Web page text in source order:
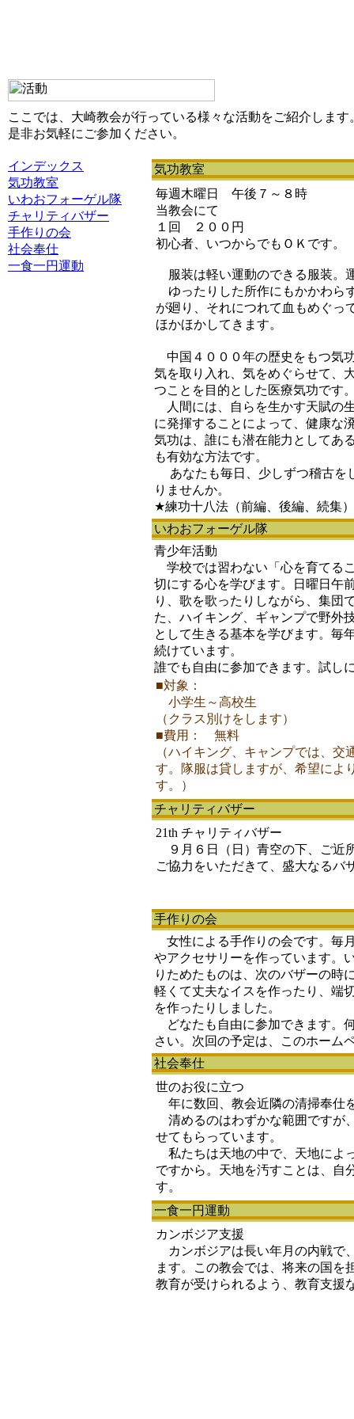
ここでは、大崎教会が行っている様々な活動をご紹介します
是非お気軽にご参加ください。
インデックス
気功教室
いわおフォーゲル隊
チャリティバザー
手作りの会
社会奉仕
一食一円運動
気功教室
毎週木曜日 午後７～８時
当教会にて
１回 ２００円
初心者、いつからでもＯＫです。
服装は軽い運動のできる服装。
ゆったりした所作にもかかわら
が廻り、それにつれて血もめぐっ
ほかほかしてきます。
中国４０００年の歴史をもつ気
気を取り入れ、気をめぐらせて、
つことを目的とした医療気功です
人間には、自らを生かす天賦の
に発揮することによって、健康な
気功は、誰にも潜在能力としてあ
も有効な方法です。
あなたも毎日、少しずつ稽古を
りませんか。
★練功十八法（前編、後編、続集
いわおフォーゲル隊
青少年活動
学校では習わない「心を育てる
切にする心を学びます。日曜日午
り、歌を歌ったりしながら、集団
た、ハイキング、ギャンプで野外
として生きる基本を学びます。毎
続けています。
誰でも自由に参加できます。試し
■対象：
小学生～高校生
（クラス別けをします）
■費用： 無料
（ハイキング、キャンプでは、交
す。隊服は貸しますが、希望によ
す。）
チャリティバザー
21th チャリティバザー
９月６日（日）青空の下、ご近
ご協力をいただきて、盛大なるバ
手作りの会
女性による手作りの会です。毎
やアクセサリーを作っています。
りためたものは、次のバザーの時
軽くて丈夫なイスを作ったり、端
を作ったりしました。
どなたも自由に参加できます。
さい。次回の予定は、このホーム
社会奉仕
世のお役に立つ
年に数回、教会近隣の清掃奉仕
清めるのはわずかな範囲ですが
せてもらっています。
私たちは天地の中で、天地によ
ですから。天地を汚すことは、自
す。
一食一円運動
カンボジア支援
カンボジアは長い年月の内戦で
ます。この教会では、将来の国を
教育が受けられるよう、教育支援